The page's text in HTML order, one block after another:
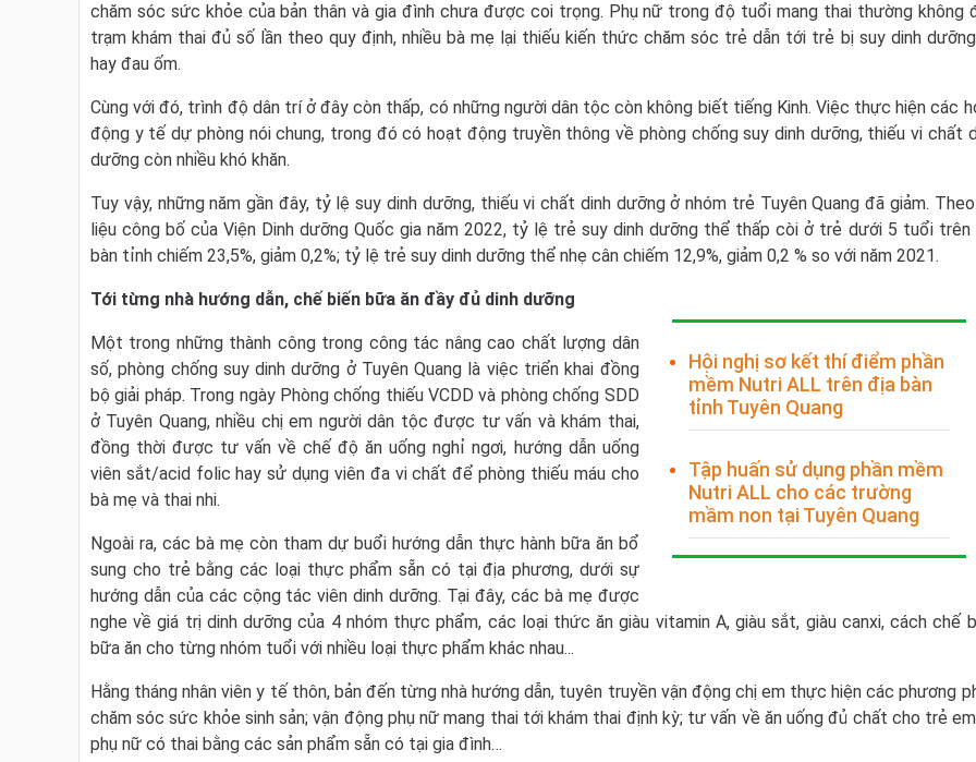
chăm sóc sức khỏe của bản thân và gia đình chưa được coi trọng. Phụ nữ trong độ tuổi mang thai thường không
trạm khám thai đủ số lần theo quy định, nhiều bà mẹ lại thiếu kiến thức chăm sóc trẻ dẫn tới trẻ bị suy dinh
hay đau ốm.
Cùng với đó, trình độ dân trí ở đây còn thấp, có những người dân tộc còn không biết tiếng Kinh. Việc thực hiện các
động y tế dự phòng nói chung, trong đó có hoạt động truyền thông về phòng chống suy dinh dưỡng, thiếu vi chất
dưỡng còn nhiều khó khăn.
Tuy vậy, những năm gần đây, tỷ lệ suy dinh dưỡng, thiếu vi chất dinh dưỡng ở nhóm trẻ Tuyên Quang đã giảm.
liệu công bố của Viện Dinh dưỡng Quốc gia năm 2022, tỷ lệ trẻ suy dinh dưỡng thể thấp còi ở trẻ dưới 5 tuổi trên
bàn tỉnh chiếm 23,5%, giảm 0,2%; tỷ lệ trẻ suy dinh dưỡng thể nhẹ cân chiếm 12,9%, giảm 0,2 % so với năm 2021.
Hội nghị sơ kết thí điểm phần
mềm Nutri ALL trên địa bàn
tỉnh Tuyên Quang
Tập huấn sử dụng phần mềm
Nutri ALL cho các trường
mầm non tại Tuyên Quang
Tới từng nhà hướng dẫn, chế biến bữa ăn đầy đủ dinh dưỡng
Một trong những thành công trong công tác nâng cao chất lượng dân
số, phòng chống suy dinh dưỡng ở Tuyên Quang là việc triển khai đồng
bộ giải pháp. Trong ngày Phòng chống thiếu VCDD và phòng chống SDD
ở Tuyên Quang, nhiều chị em người dân tộc được tư vấn và khám thai,
đồng thời được tư vấn về chế độ ăn uống nghỉ ngơi, hướng dẫn uống
viên sắt/acid folic hay sử dụng viên đa vi chất để phòng thiếu máu cho
bà mẹ và thai nhi.
Ngoài ra, các bà mẹ còn tham dự buổi hướng dẫn thực hành bữa ăn bổ
sung cho trẻ bằng các loại thực phẩm sẵn có tại địa phương, dưới sự
hướng dẫn của các cộng tác viên dinh dưỡng. Tại đây, các bà mẹ được
nghe về giá trị dinh dưỡng của 4 nhóm thực phẩm, các loại thức ăn giàu vitamin A, giàu sắt, giàu canxi, cách chế
bữa ăn cho từng nhóm tuổi với nhiều loại thực phẩm khác nhau...
Hằng tháng nhân viên y tế thôn, bản đến từng nhà hướng dẫn, tuyên truyền vận động chị em thực hiện các phương
chăm sóc sức khỏe sinh sản; vận động phụ nữ mang thai tới khám thai định kỳ; tư vấn về ăn uống đủ chất cho trẻ
phụ nữ có thai bằng các sản phẩm sẵn có tại gia đình…